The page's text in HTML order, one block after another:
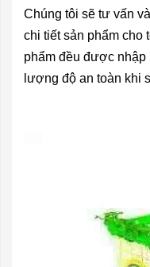
Chúng tôi sẽ tư vấn
chi tiết sản phẩm cho
phẩm đều được nhập
lượng độ an toàn khi